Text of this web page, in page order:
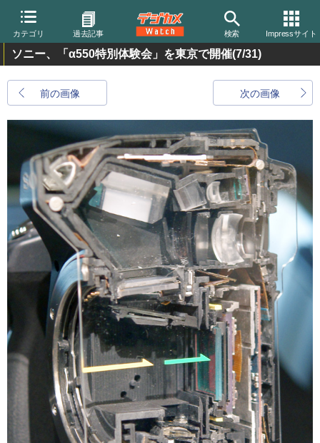
カテゴリ 過去記事 検索 Impressサイト
ソニー、「α550特別体験会」を東京で開催(7/31)
前の画像 次の画像